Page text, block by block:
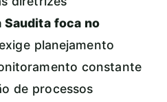
Saudita foca no
planejamento
constante
de processos